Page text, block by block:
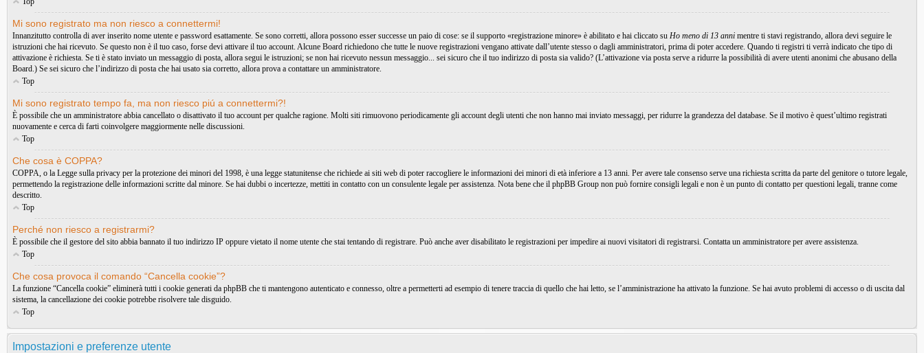
Mi sono registrato ma non riesco a connettermi!
Innanzitutto controlla di aver inserito nome utente e password esattamente. Se sono corretti, allora possono esser successe un paio di cose: se il supporto «registrazione minore» è abilitato e hai cliccato su Ho meno di 13 anni mentre ti stavi registrando, allora devi seguire le
istruzioni che hai ricevuto. Se questo non è il tuo caso, forse devi attivare il tuo account. Alcune Board richiedono che tutte le nuove registrazioni vengano attivate dall’utente stesso o dagli amministratori, prima di poter accedere. Quando ti registri ti verrà indicato che tipo di
attivazione è richiesta. Se ti è stato inviato un messaggio di posta, allora segui le istruzioni; se non hai ricevuto nessun messaggio... sei sicuro che il tuo indirizzo di posta sia valido? (L’attivazione via posta serve a ridurre la possibilità di avere utenti anonimi che abusano della
Board.) Se sei sicuro che l’indirizzo di posta che hai usato sia corretto, allora prova a contattare un amministratore.
Top
Mi sono registrato tempo fa, ma non riesco piú a connettermi?!
È possibile che un amministratore abbia cancellato o disattivato il tuo account per qualche ragione. Molti siti rimuovono periodicamente gli account degli utenti che non hanno mai inviato messaggi, per ridurre la grandezza del database. Se il motivo è quest’ultimo registrati
nuovamente e cerca di farti coinvolgere maggiormente nelle discussioni.
Top
Che cosa è COPPA?
COPPA, o la Legge sulla privacy per la protezione dei minori del 1998, è una legge statunitense che richiede ai siti web di poter raccogliere le informazioni dei minori di età inferiore a 13 anni. Per avere tale consenso serve una richiesta scritta da parte del genitore o tutore legale,
permettendo la registrazione delle informazioni scritte dal minore. Se hai dubbi o incertezze, mettiti in contatto con un consulente legale per assistenza. Nota bene che il phpBB Group non può fornire consigli legali e non è un punto di contatto per questioni legali, tranne come
descritto.
Top
Perché non riesco a registrarmi?
È possibile che il gestore del sito abbia bannato il tuo indirizzo IP oppure vietato il nome utente che stai tentando di registrare. Può anche aver disabilitato le registrazioni per impedire ai nuovi visitatori di registrarsi. Contatta un amministratore per avere assistenza.
Top
Che cosa provoca il comando “Cancella cookie”?
La funzione “Cancella cookie” eliminerà tutti i cookie generati da phpBB che ti mantengono autenticato e connesso, oltre a permetterti ad esempio di tenere traccia di quello che hai letto, se l’amministrazione ha attivato la funzione. Se hai avuto problemi di accesso o di uscita dal
sistema, la cancellazione dei cookie potrebbe risolvere tale disguido.
Top
Impostazioni e preferenze utente